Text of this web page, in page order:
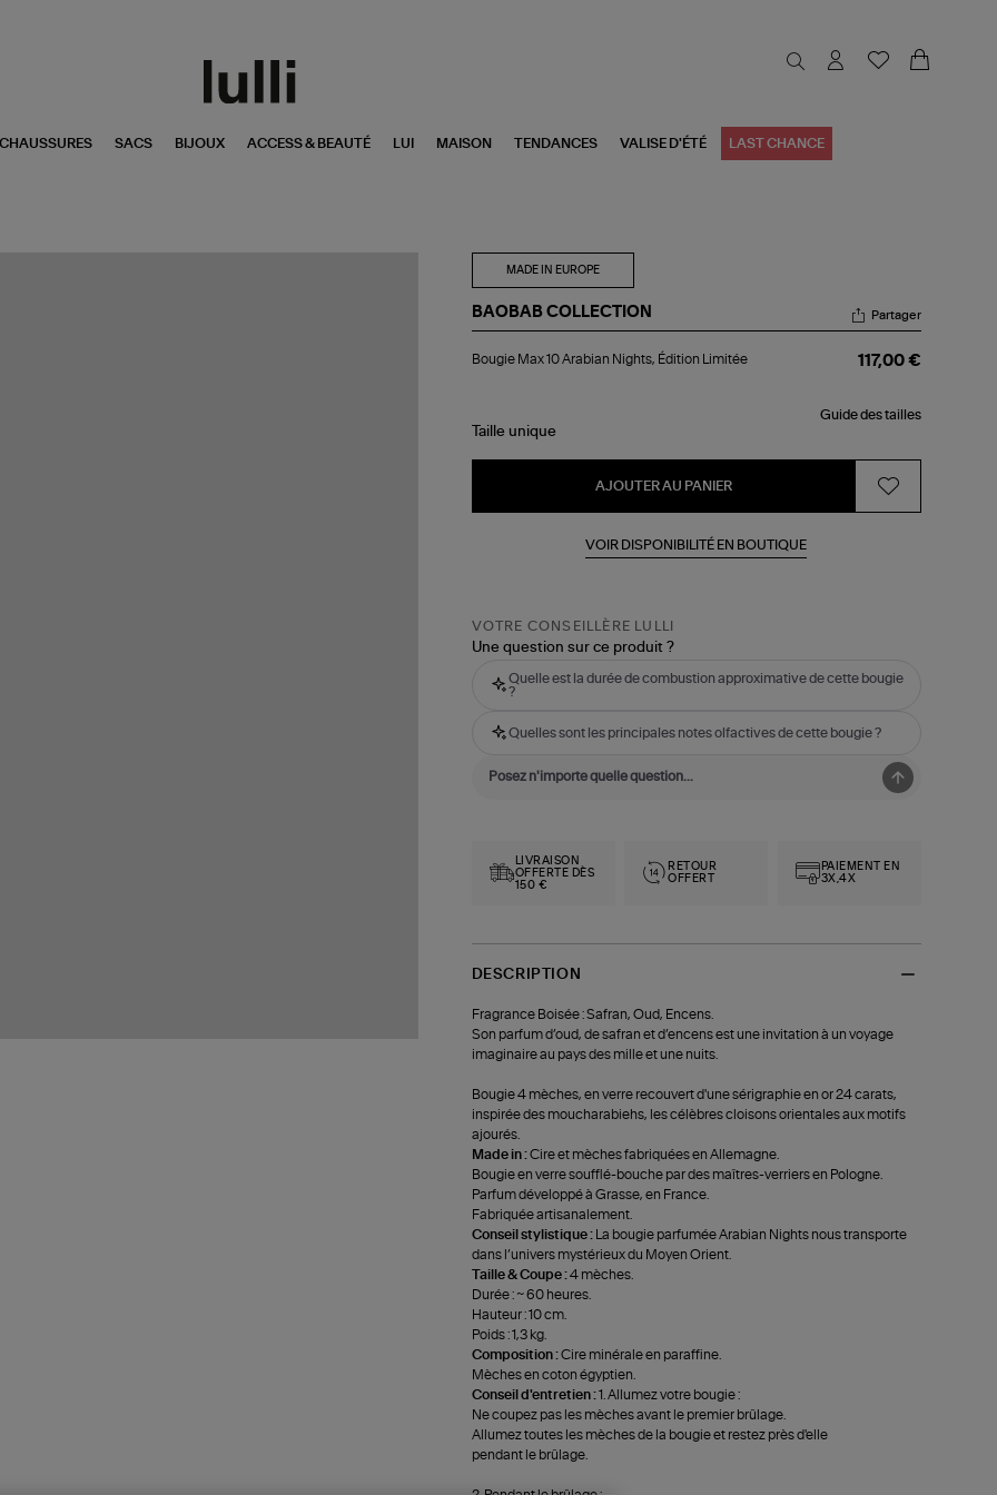
CHAUSSURES SACS BIJOUX ACCESS & BEAUTÉ LUI MAISON TENDANCES VALISE D'ÉTÉ LAST CHANCE
MADE IN EUROPE
BAOBAB COLLECTION
Max
Édition
Partager
Bougie Max 10 Arabian Nights, Édition Limitée 117,00 €
Guide des tailles
Taille unique
AJOUTER AU PANIER
VOIR DISPONIBILITÉ EN BOUTIQUE
VOTRE CONSEILLÈRE LULLI
Une question sur ce produit ?
Quelle est la durée de combustion approximative de cette bougie
?
Quelles sont les principales notes olfactives de cette bougie ?
LIVRAISON
OFFERTE DÈS
150 €
RETOUR
OFFERT
PAIEMENT EN
3X,4X
DESCRIPTION
Fragrance Boisée : Safran, Oud, Encens.
Son parfum d’oud, de safran et d’encens est une invitation à un voyage
imaginaire au pays des mille et une nuits.
Bougie 4 mèches, en verre recouvert d'une sérigraphie en or 24 carats,
inspirée des moucharabiehs, les célèbres cloisons orientales aux motifs
ajourés.
Made in :Cire et mèches fabriquées en Allemagne.
Bougie en verre soufflé-bouche par des maîtres-verriers en Pologne.
Parfum développé à Grasse, en France.
Fabriquée artisanalement.
Conseil stylistique :
La bougie parfumée Arabian Nights nous transporte
dans l’univers mystérieux du Moyen Orient.
Taille & Coupe :4 mèches.
Durée : ~ 60 heures.
Hauteur : 10 cm.
Poids : 1,3 kg.
Composition :Cire minérale en paraffine.
Mèches en coton égyptien.
Conseil d'entretien :1. Allumez votre bougie :
Ne coupez pas les mèches avant le premier brûlage.
Allumez toutes les mèches de la bougie et restez près d'elle
pendant le brûlage.